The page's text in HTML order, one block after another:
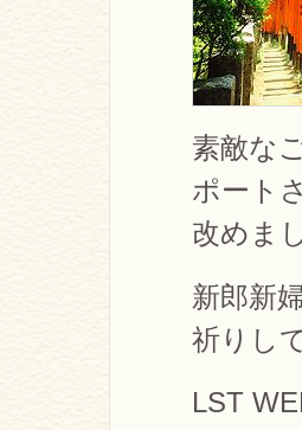
素敵な
ポート
改めま
新郎新
祈りし
LST